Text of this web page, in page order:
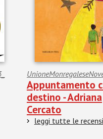
Appuntamento
destino - Adriana
Cercato
leggi tutte le